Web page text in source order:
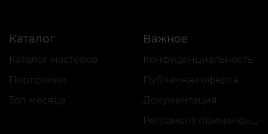
Каталог
Каталог мастеров
Портфолио
Топ месяца
Важное
Конфиденциальность
Публичная оферта
Документация
Регламент применения акций